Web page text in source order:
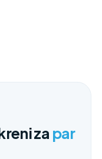
za par